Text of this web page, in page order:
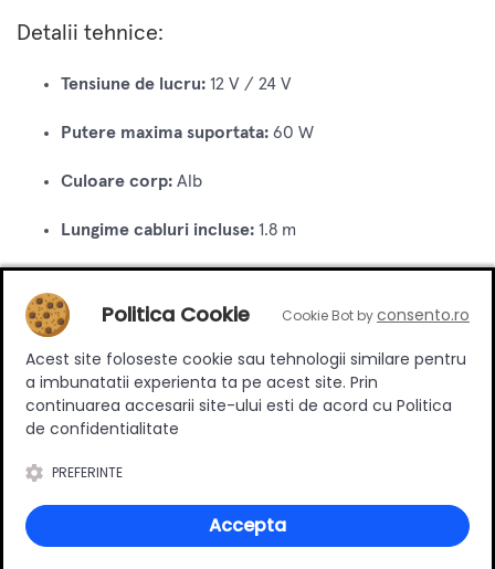
Detalii tehnice:
Tensiune de lucru: 12 V / 24 V
Putere maxima suportata: 60 W
Culoare corp: Alb
Lungime cabluri incluse: 1.8 m
Functie dimare (reglare intensitate): Nu
Review-uri
Deții sau ai utilizat produsul?
Spune-ți părerea acordând o nota produsului
Politica Cookie Cookie Bot byconsento.ro
Acest site foloseste cookie sau tehnologii similare pentru
a imbunatatii experienta ta pe acest site. Prin
continuarea accesarii site-ului esti de acord cu Politica
de confidentialitate
PREFERINTE
Accepta